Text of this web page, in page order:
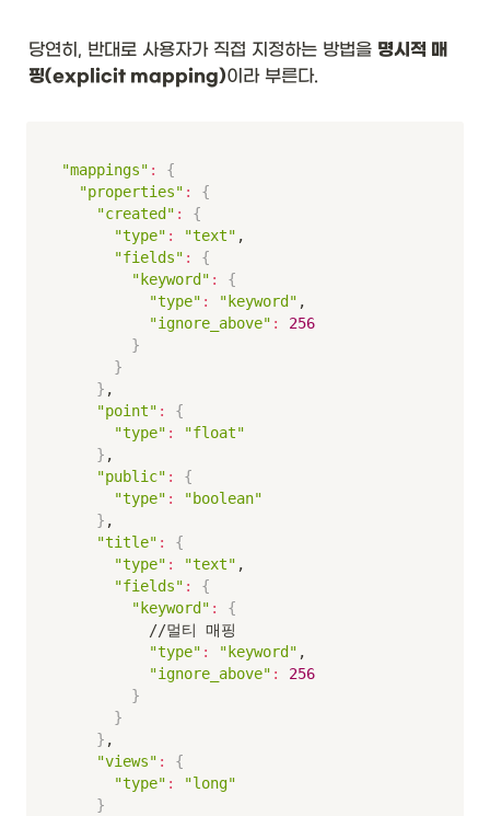
당연히, 반대로 사용자가 직접 지정하는 방법을 명시적 매
핑(explicit mapping)이라 부른다.
"mappings" :
{
"properties" :
{
"created" :
{
"type" : "text" ,
"fields" :
{
"keyword" :
{
"type" : "keyword" ,
"ignore_above" :
256
}
}
} ,
"point" :
{
"type" :
"float"
} ,
"public" :
{
"type" :
"boolean"
} ,
"title" :
{
"type" : "text" ,
"fields" :
{
"keyword" :
{
"type" : "keyword" ,
"ignore_above" :
256
}
}
} ,
"views" :
{
"type" :
"long"
}